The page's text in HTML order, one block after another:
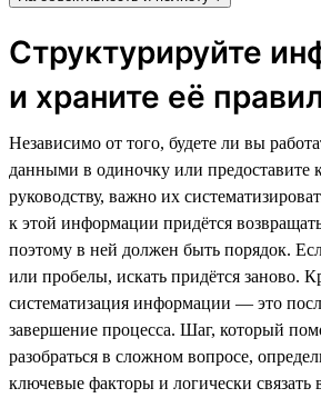
Структурируйте
и храните её
Независимо от того, будете ли вы
данными в одиночку или предоставите
руководству, важно их
к этой информации придётся
поэтому в ней должен быть порядок.
или пробелы, искать придётся заново.
систематизация информации — это
завершение процесса. Шаг, который
разобраться в сложном вопросе,
ключевые факторы и логически